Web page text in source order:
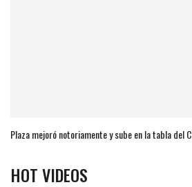
Plaza mejoró notoriamente y sube en la tabla del
HOT VIDEOS